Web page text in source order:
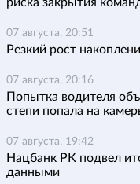
риска закрытия
07 августа, 20:51
Резкий рост
07 августа, 20:16
Попытка водителя
степи попала на
07 августа, 19:42
Нацбанк РК подвел
данными